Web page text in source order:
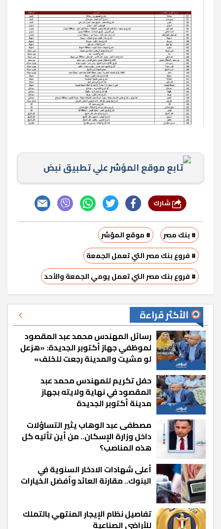
تابع موقع المؤشر علي تطبيق نبض
# بنك مصر
# موقع المؤشر
# فروع بنك مصر التي تعمل الجمعة
# فروع بنك مصر التي تعمل يومي الجمعة والأحد
الأكثر قراءة
رسائل المهندس محمد عبد المقصود
لموظفي جهاز أكتوبر الجديدة: «هزعل
لو مشيت والمدينة رجعت للخلف»
حفل تكريم للمهندس محمد عبد
المقصود في نهاية ولايته بجهاز
مدينة أكتوبر الجديدة
مصطفى عبد الوهاب يثير التساؤلات
داخل وزارة الإسكان.. من أين تأتيه كل
هذه المناصب؟
أعلى شهادات الادخار السنوية في
البنوك.. مقارنة العائد وأفضل الخيارات
تفاصيل نظام الإيجار المنتهي بالتملك
للأراضي الصناعية